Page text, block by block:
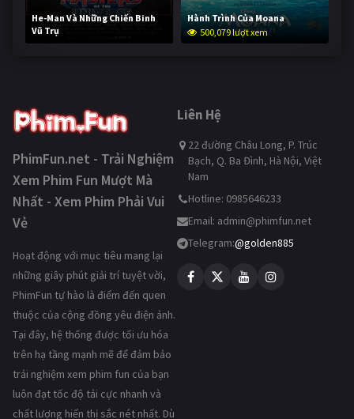
He-Man Và Những Chiến Binh
Vũ Trụ
249,612 lượt xem
Hành Trình Của Moana
500,079 lượt xem
PhimFun.net - Trải Nghiệm
Xem Phim Fun Mượt Mà
Nhất - Xem Phim Phải Vui
Vẻ
Hoạt động với mục tiêu mang lại
những giây phút giải trí tuyệt vời,
PhimFun tự hào là điểm đến quen
thuộc của cộng đồng yêu điện ảnh.
Tại đây, hệ thống được tối ưu hóa
trên hạ tầng mạnh mẽ để đảm bảo
trải nghiệm xem phim fun của bạn
luôn đạt tốc độ tải cực nhanh và
chất lượng hiển thị sắc nét nhất. Dù
Liên Hệ
22 đường Châu Long, P. Trúc
Bạch, Q. Ba Đình, Hà Nội, Việt
Nam
Hotline: 0985646233
Email: admin@phimfun.net
Telegram:@golden885